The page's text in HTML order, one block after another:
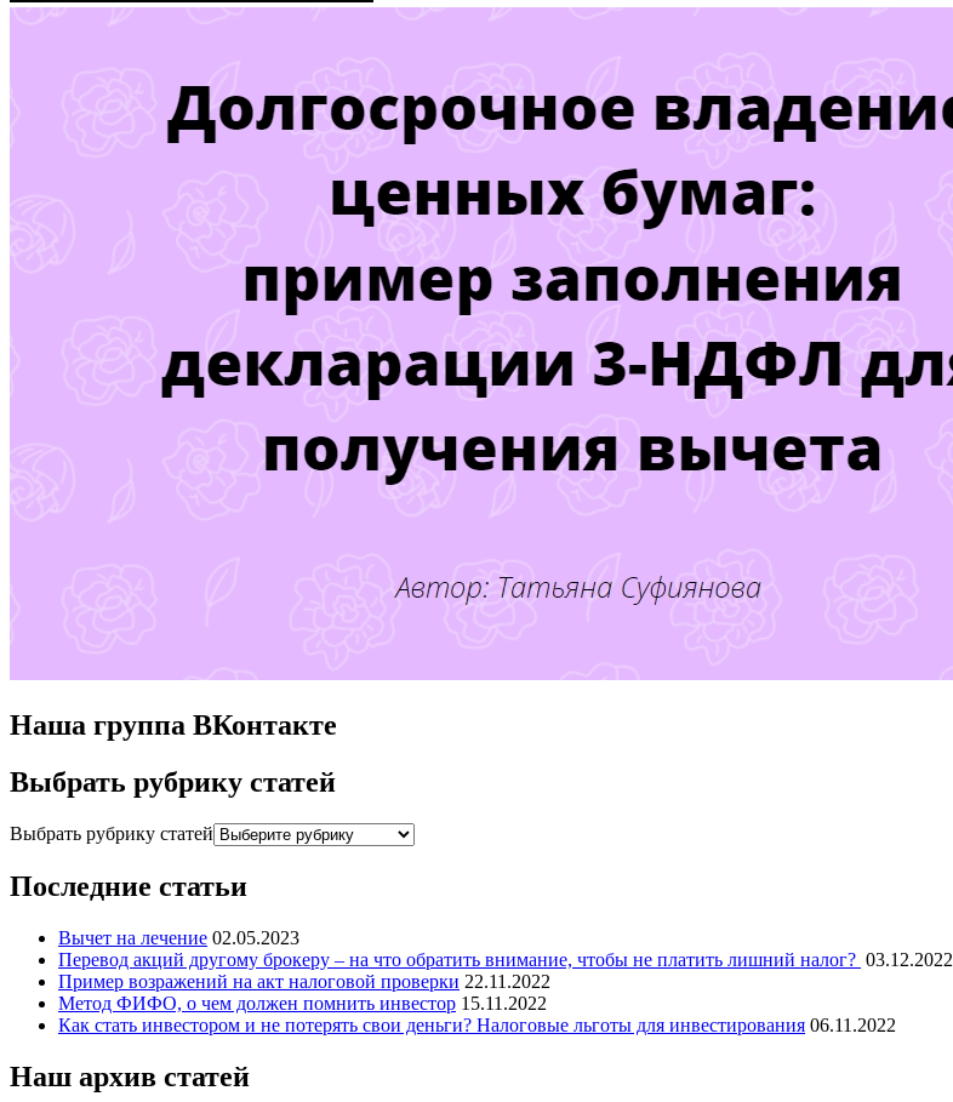
Наша группа ВКонтакте
Выбрать рубрику статей
Выбрать рубрику статей
Последние статьи
Вычет на лечение 02.05.2023
Перевод акций другому брокеру – на что обратить внимание, чтобы не платить лишний налог? 03.12.2022
Пример возражений на акт налоговой проверки 22.11.2022
Метод ФИФО, о чем должен помнить инвестор 15.11.2022
Как стать инвестором и не потерять свои деньги? Налоговые льготы для инвестирования 06.11.2022
Наш архив статей